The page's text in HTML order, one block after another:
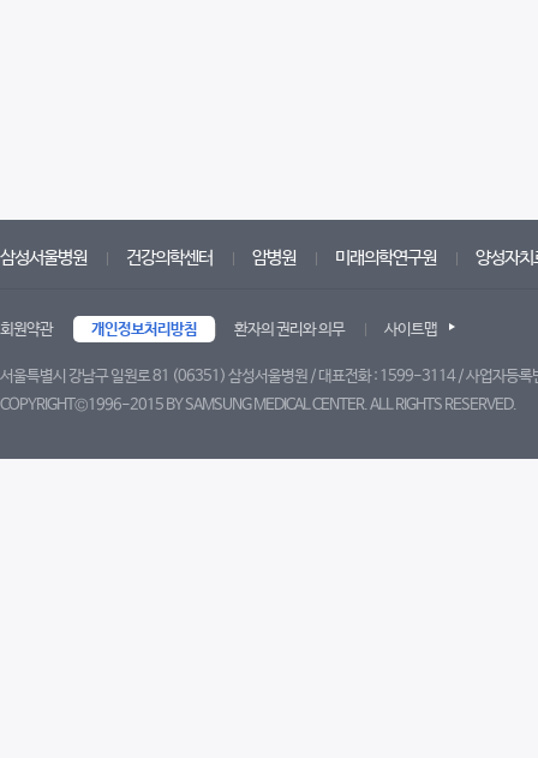
삼성서울병원 건강의학센터 암병원 미래의학연구원 양성자치
회원약관 개인정보처리방침 환자의 권리와 의무 사이트맵
서울특별시 강남구 일원로 81 (06351) 삼성서울병원 / 대표전화 : 1599-3114 / 사업자등
COPYRIGHT©1996-2015 BY SAMSUNG MEDICAL CENTER. ALL RIGHTS RESERVED.